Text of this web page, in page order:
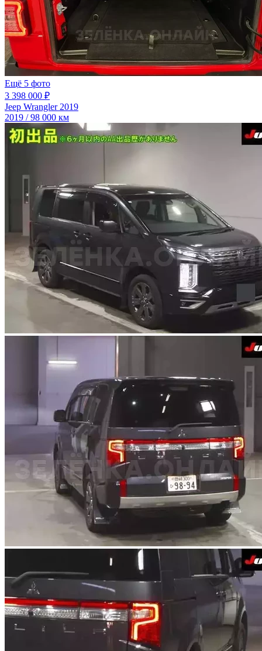
Ещё 5 фото
3 398 000 ₽
Jeep Wrangler 2019
2019 / 98 000 км